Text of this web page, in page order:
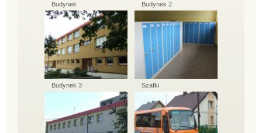
Budynek Budynek 2
Budynek 3 Szafki